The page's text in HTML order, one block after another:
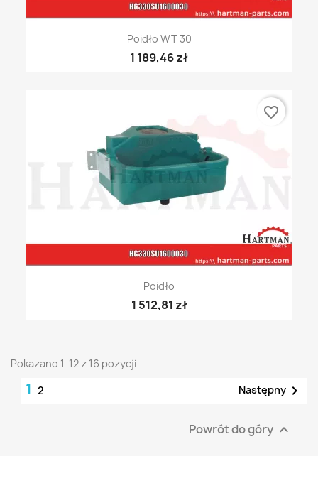
Poidło WT 30
1 189,46 zł
Poidło
1 512,81 zł
favorite_border
Pokazano 1-12 z 16 pozycji
1 2 Następny 
Powrót do góry 